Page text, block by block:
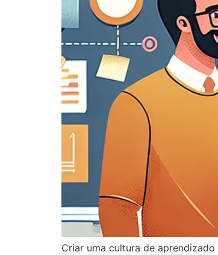
Criar uma cultura de